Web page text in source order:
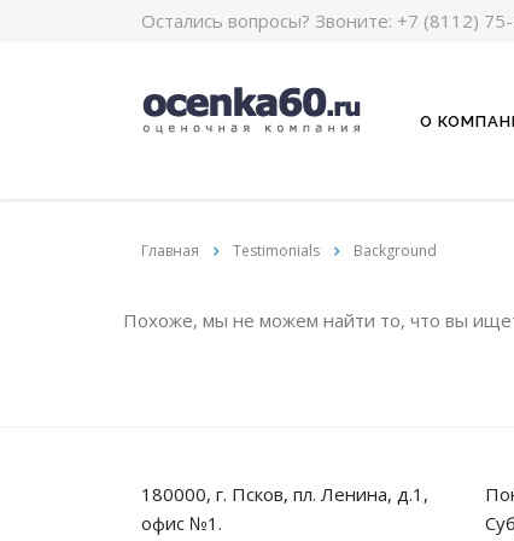
Остались вопросы? Звоните: +7 (8112)
О
Главная Testimonials Background
Похоже, мы не можем найти то, что вы
180000, г. Псков, пл. Ленина, д.1,
офис №1.